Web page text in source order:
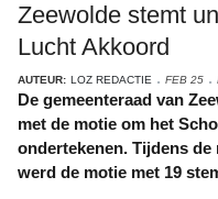
Zeewolde stemt
Lucht Akkoord
AUTEUR: LOZ REDACTIE FEB 25
De gemeenteraad van Zeewolde heeft unaniem ingestemd
met de motie om het
ondertekenen. Tijdens
werd de motie met 19